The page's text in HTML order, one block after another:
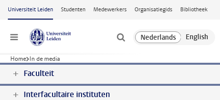
Ga naar hoofdinhoud
Universiteit Leiden Studenten Medewerkers Organisatiegids Bibliotheek
Menu
Home In de media
Faculteit
Interfacultaire instituten